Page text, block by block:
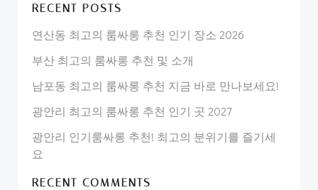
RECENT POSTS
연산동 최고의 룸싸롱 추천 인기 장소 2026
부산 최고의 룸싸롱 추천 및 소개
남포동 최고의 룸싸롱 추천 지금 바로 만나보세요!
광안리 최고의 룸싸롱 추천 인기 곳 2027
광안리 인기룸싸롱 추천! 최고의 분위기를 즐기세
요
RECENT COMMENTS